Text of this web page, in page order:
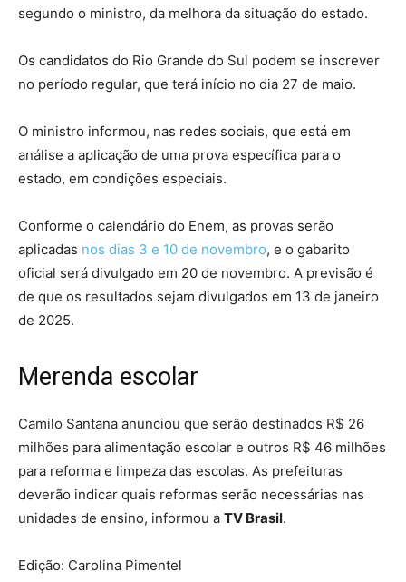
segundo o ministro, da melhora da situação do estado.
Os candidatos do Rio Grande do Sul podem se inscrever
no período regular, que terá início no dia 27 de maio.
O ministro informou, nas redes sociais, que está em
análise a aplicação de uma prova específica para o
estado, em condições especiais.
Conforme o calendário do Enem, as provas serão
aplicadas nos dias 3 e 10 de novembro, e o gabarito
oficial será divulgado em 20 de novembro. A previsão é
de que os resultados sejam divulgados em 13 de janeiro
de 2025.
Merenda escolar
Camilo Santana anunciou que serão destinados R$ 26
milhões para alimentação escolar e outros R$ 46 milhões
para reforma e limpeza das escolas. As prefeituras
deverão indicar quais reformas serão necessárias nas
unidades de ensino, informou a TV Brasil.
Edição: Carolina Pimentel